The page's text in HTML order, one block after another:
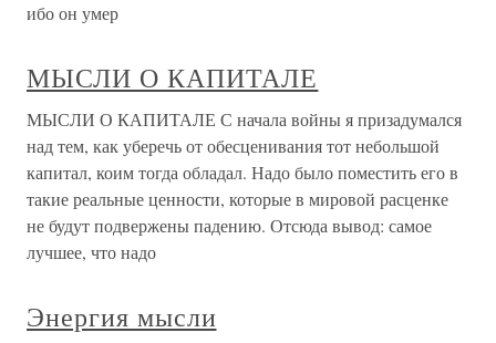
ибо он умер
МЫСЛИ О КАПИТАЛЕ
МЫСЛИ О КАПИТАЛЕ С начала войны я призадумался
над тем, как уберечь от обесценивания тот небольшой
капитал, коим тогда обладал. Надо было поместить его в
такие реальные ценности, которые в мировой расценке
не будут подвержены падению. Отсюда вывод: самое
лучшее, что надо
Энергия мысли